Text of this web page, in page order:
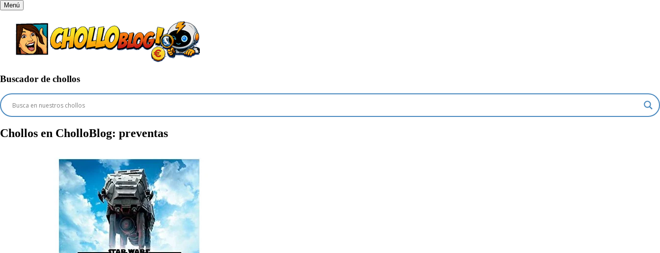
Menú
Buscador de chollos
Chollos en CholloBlog: preventas